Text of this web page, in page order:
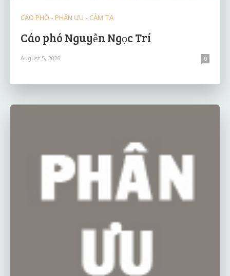
CÁO PHÓ - PHÂN ƯU - CẢM TẠ
Cáo phó Nguyễn Ngọc Trí
August 5, 2026 0